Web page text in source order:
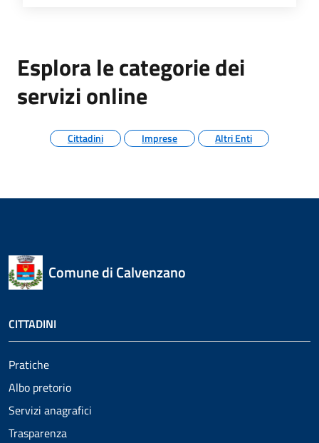
Esplora le categorie dei
servizi online
Cittadini Imprese Altri Enti
Comune di Calvenzano
CITTADINI
Pratiche
Albo pretorio
Servizi anagrafici
Trasparenza